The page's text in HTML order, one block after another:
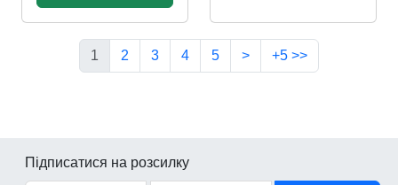
1 2 3 4 5 > +5 >>
Підписатися на розсилку